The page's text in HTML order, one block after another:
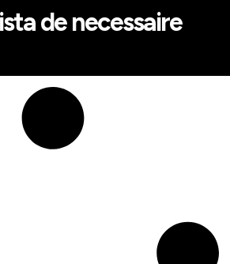
de necessaire